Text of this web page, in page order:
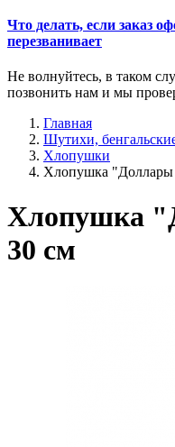
Что делать, если заказ
перезванивает
Не волнуйтесь, в таком
позвонить нам и мы
Главная
Шутихи,
Хлопушки
Хлопушка "Доллары
Хлопушка
30 см